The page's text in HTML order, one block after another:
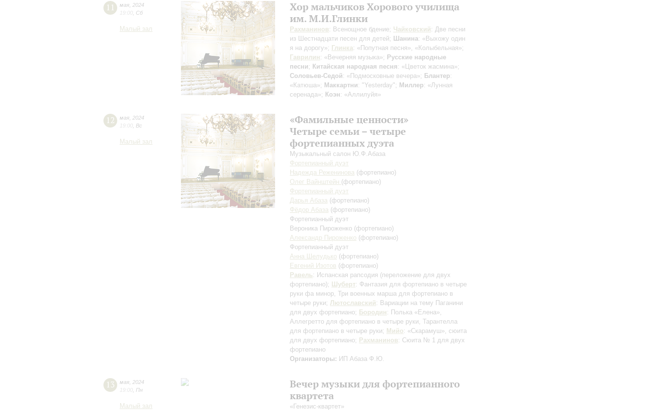
11 мая 2024
19:00 Сб
Малый зал
Хор мальчиков Хорового училища
им. М.И.Глинки
Рахманинов: Всенощное бдение; Чайковский: Две песни
из Шестнадцати песен для детей; Шанина: «Выхожу один
я на дорогу»; Глинка: «Попутная песня», «Колыбельная»;
Гаврилин: «Вечерняя музыка»; Русские народные
песни; Китайская народная песня: «Цветок жасмина»;
Соловьев-Седой: «Подмосковные вечера»; Блантер:
«Катюша»; Маккартни: "Yesterday"; Миллер: «Лунная
серенада»; Коэн: «Аллилуйя»
12 мая 2024
19:00 Вс
Малый зал
«Фамильные ценности»
Четыре семьи – четыре
фортепианных дуэта
Музыкальный салон Ю.Ф.Абаза
Фортепианный дуэт
Надежда Реженинова (фортепиано)
Олег Вайнштейн (фортепиано)
Фортепианный дуэт
Дарья Абаза (фортепиано)
Фёдор Абаза (фортепиано)
Фортепианный дуэт
Вероника Пироженко (фортепиано)
Александр Пироженко (фортепиано)
Фортепианный дуэт
Анна Шелудько (фортепиано)
Евгений Изотов (фортепиано)
Равель: Испанская рапсодия (переложение для двух
фортепиано); Шуберт: Фантазия для фортепиано в четыре
руки фа минор, Три военных марша для фортепиано в
четыре руки; Лютославский: Вариации на тему Паганини
для двух фортепиано; Бородин: Полька «Елена»,
Аллегретто для фортепиано в четыре руки, Тарантелла
для фортепиано в четыре руки; Мийо: «Скарамуш», сюита
для двух фортепиано; Рахманинов: Сюита № 1 для двух
фортепиано
Организаторы: ИП Абаза Ф.Ю.
13 мая 2024
19:00 Пн
Малый зал
Вечер музыки для фортепианного
квартета
«Генезис-квартет»